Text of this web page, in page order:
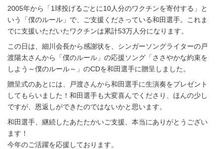
2005年から「1球投げるごとに10人分のワクチンを寄付する」と
いう「僕のルール」で、ご支援くださっている和田選手。これま
でに支援いただいたワクチンは累計53万人分になります。
この日は、細川会長から感謝状を、シンガーソングライターの戸
渡陽太さんから「僕のルール」の応援ソング「ささやかな約束を
しよう～僕のルール～」のCDを和田選手に贈呈しました。
贈呈式のあとには、戸渡さんから和田選手に生演奏をプレゼント
してもらいました！和田選手も大変喜んでくださり、ほんの少し
ですが、恩返しができたのではないかと思います。
和田選手、継続したあたたかいご支援、本当にありがとうござい
ます！
今年のご活躍を応援しております。